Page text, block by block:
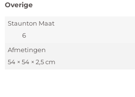
Overige
Staunton Maat
6
Afmetingen
54 × 54 × 2,5 cm